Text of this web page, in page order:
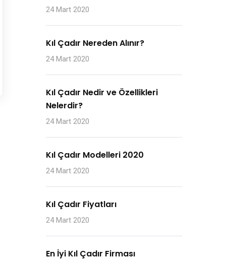
24 Mart 2020
Kıl Çadır Nereden Alınır?
24 Mart 2020
Kıl Çadır Nedir ve Özellikleri
Nelerdir?
24 Mart 2020
Kıl Çadır Modelleri 2020
24 Mart 2020
Kıl Çadır Fiyatları
24 Mart 2020
En İyi Kıl Çadır Firması